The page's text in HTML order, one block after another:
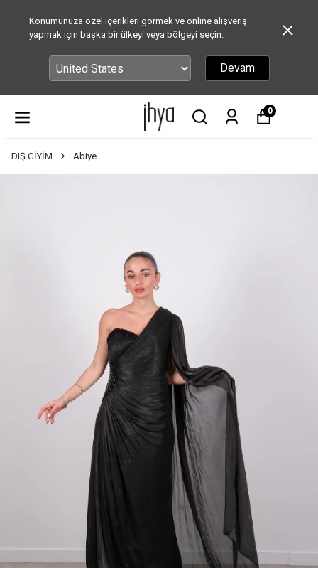
Konumunuza özel içerikleri görmek ve online alışveriş
yapmak için başka bir ülkeyi veya bölgeyi seçin.
Devam
0
DIŞ GİYİM Abiye